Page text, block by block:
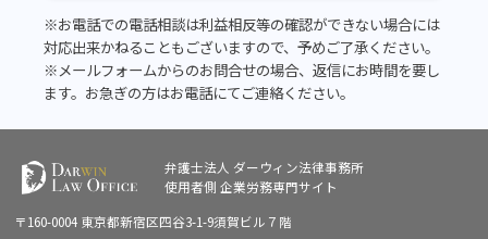
※お電話での電話相談は利益相反等の確認ができない場合には
対応出来かねることもございますので、予めご了承ください。
※メールフォームからのお問合せの場合、返信にお時間を要し
ます。お急ぎの方はお電話にてご連絡ください。
弁護士法人 ダーウィン法律事務所
使用者側 企業労務専門サイト
〒160-0004 東京都新宿区四谷3-1-9須賀ビル７階